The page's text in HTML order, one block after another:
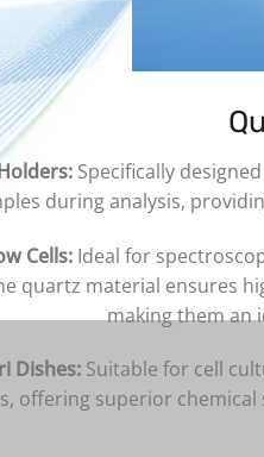
Specifically
during analysis,
Cells: Ideal for
quartz material ensures
making them an
Dishes:Suitable for cell
offering superior